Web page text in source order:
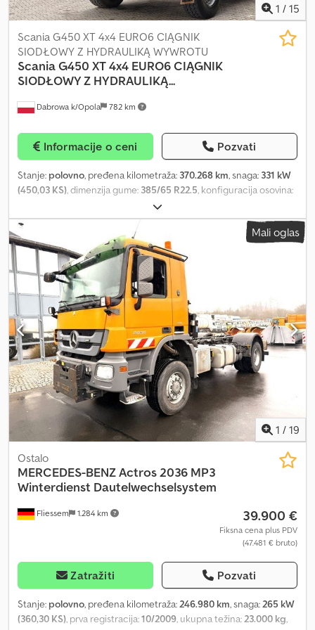
1 / 15
Dabrowa k/Opola 782 km
Scania G450 XT 4x4 EURO6 CIĄGNIK
SIODŁOWY Z HYDRAULIKĄ WYWROTU
ScaniaG450 XT 4x4 EURO6 CIĄGNIK
SIODŁOWY Z HYDRAULIKĄ...
Informacije o ceni Pozvati
Stanje: polovno, pređena kilometraža: 370.268 km, snaga: 331 kW
(450,03 KS), dimenzija gume: 385/65 R22.5, konfiguracija osovina:
3.550 mm
gorivo:400 l, boja:žuta, tip prenosa:automatski, emisioni razred:
Euro 6
čelik, ukupna dužina:
, ukupna širina:
2.550 mm, ukupna visina:3.330 mm, Godina proizvodnje:
Oprema:
ABS, centralno zaključavanje, diferencijalna blokada,
električno podesivo ogledalo, električno podešavanje prozora,
klima uređaj, maglenke, = Dodatne opcije i oprema = - Grejanje -
Klima uređaj - Radio - Klizni ili panoramski krov - Duple gume =
Dodatne informacije = Vešanje: Lisnato vešanje Dodpfx Aozcz
Dujdyock Osovina 1: Dimenzije guma: 385/65 R22.5; Kočnice: Bubanj
kočnice Osovina 2: Dimenzije guma: 315/80 R22.5 Prazna težina:
8.496 kg Nosivost: 9.504 kg Dozvoljena ukupna masa: 18.000 kg
Mali oglas
1 / 19
Fliessem 1.284 km
Ostalo
MERCEDES-BENZActros 2036 MP3
Winterdienst Dautelwechselsystem
39.900 €
Fiksna cena plus PDV
(47.481 € bruto)
Zatražiti Pozvati
Stanje: polovno, pređena kilometraža:246.980 km, snaga:265 kW
(360,30 KS), prva registracija:10/2009, ukupna težina:23.000 kg,